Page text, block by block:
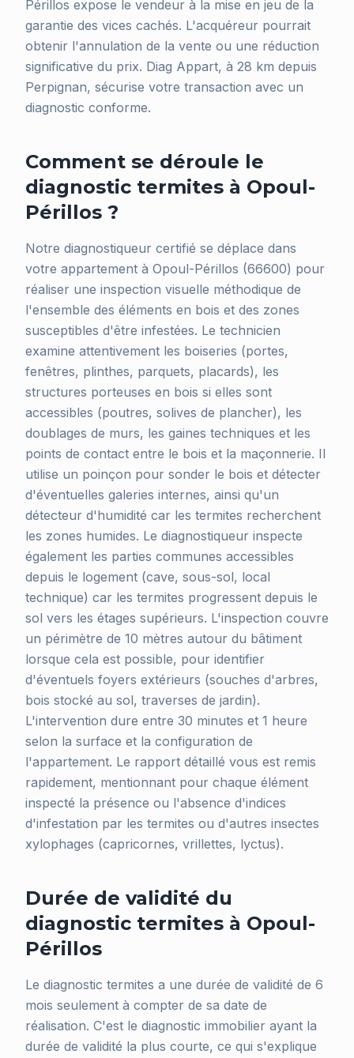
Périllos expose le vendeur à la mise en jeu de la
garantie des vices cachés. L'acquéreur pourrait
obtenir l'annulation de la vente ou une réduction
significative du prix. Diag Appart, à 28 km depuis
Perpignan, sécurise votre transaction avec un
diagnostic conforme.
Comment se déroule le
diagnostic termites à Opoul-
Périllos ?
Notre diagnostiqueur certifié se déplace dans
votre appartement à Opoul-Périllos (66600) pour
réaliser une inspection visuelle méthodique de
l'ensemble des éléments en bois et des zones
susceptibles d'être infestées. Le technicien
examine attentivement les boiseries (portes,
fenêtres, plinthes, parquets, placards), les
structures porteuses en bois si elles sont
accessibles (poutres, solives de plancher), les
doublages de murs, les gaines techniques et les
points de contact entre le bois et la maçonnerie. Il
utilise un poinçon pour sonder le bois et détecter
d'éventuelles galeries internes, ainsi qu'un
détecteur d'humidité car les termites recherchent
les zones humides. Le diagnostiqueur inspecte
également les parties communes accessibles
depuis le logement (cave, sous-sol, local
technique) car les termites progressent depuis le
sol vers les étages supérieurs. L'inspection couvre
un périmètre de 10 mètres autour du bâtiment
lorsque cela est possible, pour identifier
d'éventuels foyers extérieurs (souches d'arbres,
bois stocké au sol, traverses de jardin).
L'intervention dure entre 30 minutes et 1 heure
selon la surface et la configuration de
l'appartement. Le rapport détaillé vous est remis
rapidement, mentionnant pour chaque élément
inspecté la présence ou l'absence d'indices
d'infestation par les termites ou d'autres insectes
xylophages (capricornes, vrillettes, lyctus).
Durée de validité du
diagnostic termites à Opoul-
Périllos
Le diagnostic termites a une durée de validité de 6
mois seulement à compter de sa date de
réalisation. C'est le diagnostic immobilier ayant la
durée de validité la plus courte, ce qui s'explique